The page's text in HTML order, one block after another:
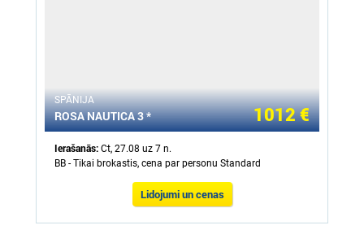
SPĀNIJA
ROSA NAUTICA 3 * 1012 €
Ierašanās: Ct, 27.08 uz 7 n.
BB - Tikai brokastis, cena par personu Standard
Lidojumi un cenas